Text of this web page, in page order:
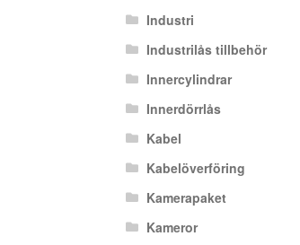
Industri
Industrilås tillbehör
Innercylindrar
Innerdörrlås
Kabel
Kabelöverföring
Kamerapaket
Kameror